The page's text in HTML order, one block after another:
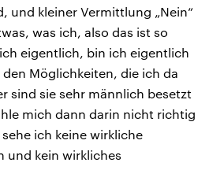
und kleiner Vermittlung „Nein“
was ich, also das ist so
eigentlich, bin ich eigentlich
Möglichkeiten, die ich da
sind sie sehr männlich besetzt
mich dann darin nicht richtig
ich keine wirkliche
und kein wirkliches